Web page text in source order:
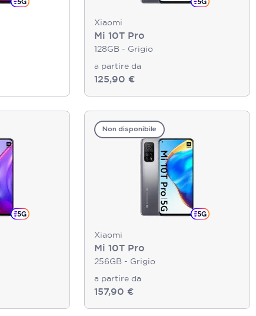
Xiaomi
Mi 10T Pro
128GB - Grigio
a partire da
125,90 €
Non disponibile
Xiaomi
Mi 10T Pro
256GB - Grigio
a partire da
157,90 €